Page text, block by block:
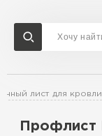
лист для кровли
Профлист
Сервисы расчета
Расчет